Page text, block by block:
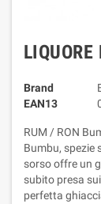
Brand
EAN13
RUM / RON
Bumbu, spezie
sorso offre un
subito presa
perfetta